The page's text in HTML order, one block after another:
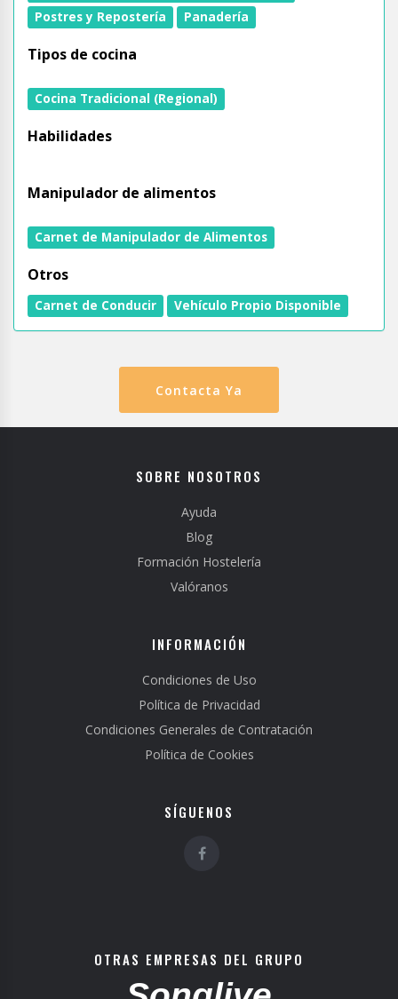
Postres y Repostería
Panadería
Tipos de cocina
Cocina Tradicional (Regional)
Habilidades
Manipulador de alimentos
Carnet de Manipulador de Alimentos
Otros
Carnet de Conducir Vehículo Propio Disponible
Contacta Ya
SOBRE NOSOTROS
Ayuda
Blog
Formación Hostelería
Valóranos
INFORMACIÓN
Condiciones de Uso
Política de Privacidad
Condiciones Generales de Contratación
Política de Cookies
SÍGUENOS
OTRAS EMPRESAS DEL GRUPO